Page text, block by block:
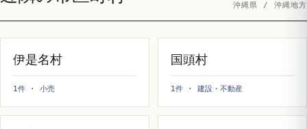
沖縄県 / 沖縄地方
伊是名村
1件 · 小売
国頭村
1件 · 建設・不動産